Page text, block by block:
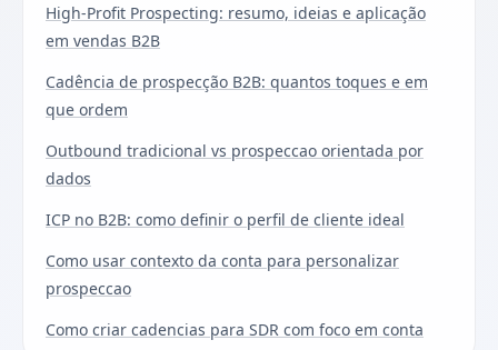
High-Profit Prospecting: resumo, ideias e aplicação
em vendas B2B
Cadência de prospecção B2B: quantos toques e em
que ordem
Outbound tradicional vs prospeccao orientada por
dados
ICP no B2B: como definir o perfil de cliente ideal
Como usar contexto da conta para personalizar
prospeccao
Como criar cadencias para SDR com foco em conta